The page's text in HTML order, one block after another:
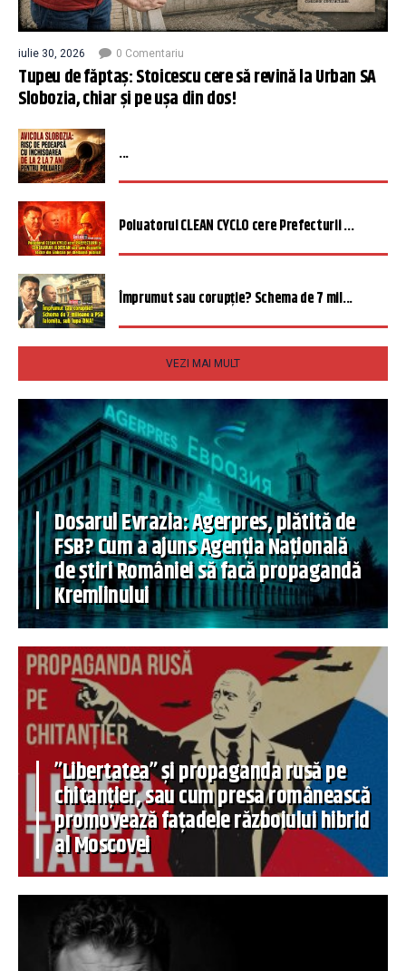
iulie 30, 2026 0 Comentariu
Tupeu de făptaș: Stoicescu cere să revină la Urban SA
Slobozia, chiar și pe ușa din dos!
...
Poluatorul CLEAN CYCLO cere Prefecturii ...
Împrumut sau corupție? Schema de 7 mil...
VEZI MAI MULT
Dosarul Evrazia: Agerpres, plătită de
FSB? Cum a ajuns Agenția Națională
de știri României să facă propagandă
Kremlinului
”Libertatea” și propaganda rusă pe
chitanțier, sau cum presa românească
promovează fațadele războiului hibrid
al Moscovei